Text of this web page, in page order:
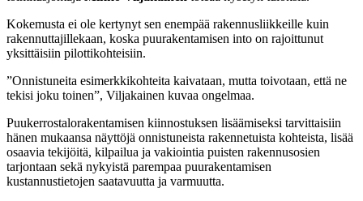
Kokemusta ei ole kertynyt sen enempää rakennusliikkeille kuin
rakennuttajillekaan, koska puurakentamisen into on rajoittunut
yksittäisiin pilottikohteisiin.
”Onnistuneita esimerkkikohteita kaivataan, mutta toivotaan, että ne
tekisi joku toinen”, Viljakainen kuvaa ongelmaa.
Puukerrostalorakentamisen kiinnostuksen lisäämiseksi tarvittaisiin
hänen mukaansa näyttöjä onnistuneista rakennetuista kohteista, lisää
osaavia tekijöitä, kilpailua ja vakiointia puisten rakennusosien
tarjontaan sekä nykyistä parempaa puurakentamisen
kustannustietojen saatavuutta ja varmuutta.